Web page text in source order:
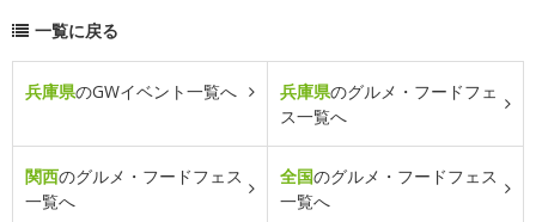
一覧に戻る
兵庫県のGWイベント一覧へ 兵庫県のグルメ・フードフェ
ス一覧へ
関西のグルメ・フードフェス
一覧へ
全国のグルメ・フードフェス
一覧へ